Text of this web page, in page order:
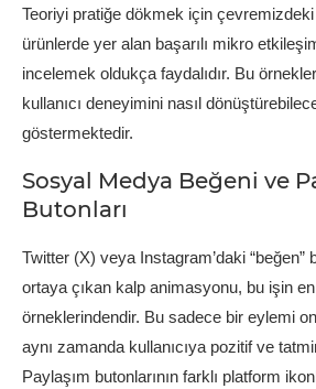
Teoriyi pratiğe dökmek için
ürünlerde yer alan başarılı mikro
incelemek oldukça faydalıdır. Bu
kullanıcı deneyimini nasıl
göstermektedir.
Sosyal Medya Beğeni ve
Butonları
Twitter (X) veya Instagram’daki “beğen”
ortaya çıkan kalp animasyonu, bu işin
örneklerindendir. Bu sadece bir eylemi
aynı zamanda kullanıcıya pozitif ve
Paylaşım butonlarının farklı platform